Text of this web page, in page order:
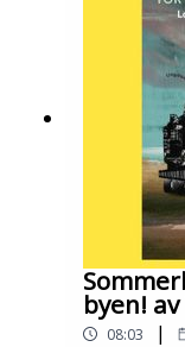
bibliotek i
byen!
08:03 |